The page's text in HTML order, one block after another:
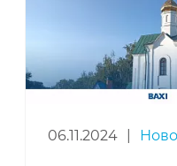
06.11.2024